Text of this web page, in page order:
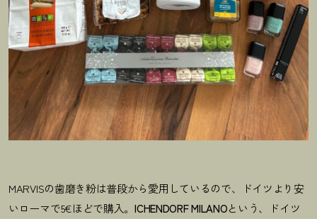
MARVISの歯磨き粉は普段から愛用しているので、ドイツより安
いローマで5€ほどで購入。ICHENDORF MILANOという、ドイツ